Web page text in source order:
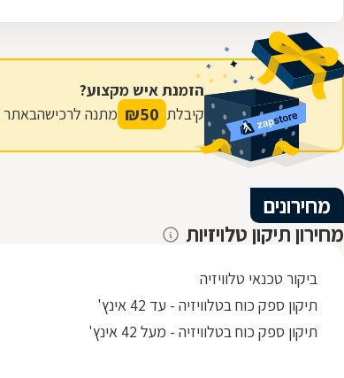
הזמנת איש מקצוע?
קיבלת 50
₪ מתנה לרכישהבאתר ZAPSTORE
מחירונים
מחירון תיקון טלויזיות
ביקור טכנאי טלוויזיה
תיקון ספק כוח בטלוויזיה - עד 42 אינץ'
תיקון ספק כוח בטלוויזיה - מעל 42 אינץ'